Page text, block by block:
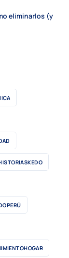
eliminarlos (y